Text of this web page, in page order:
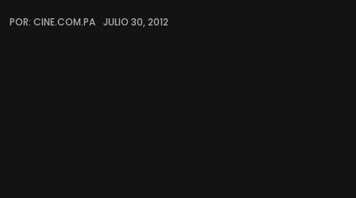
POR: CINE.COM.PA JULIO 30, 2012